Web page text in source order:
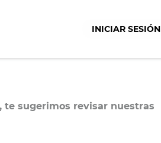
INICIAR SESIÓN
sugerimos revisar nuestras